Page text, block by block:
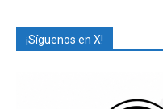
¡Síguenos en X!